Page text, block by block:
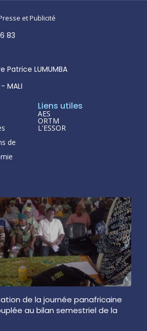
et Publicité
83
Patrice LUMUMBA
MALI
de
Liens utiles
AES
ORTM
L'ESSOR
de la journée panafricaine
au bilan semestriel de la